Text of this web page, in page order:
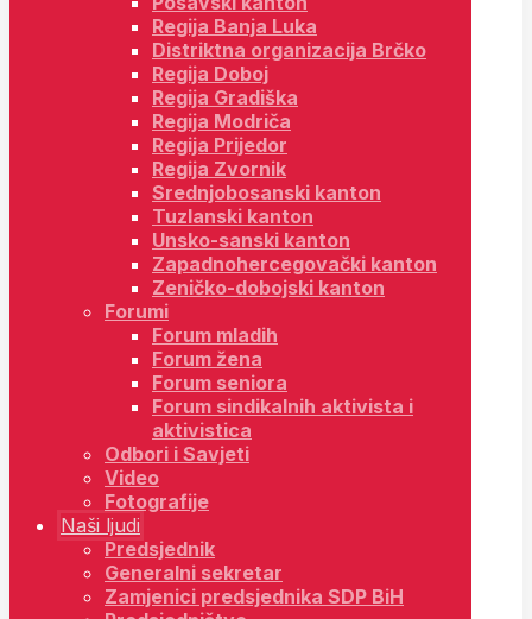
Regija Banja Luka
Distriktna organizacija Brčko
Regija Doboj
Regija Gradiška
Regija Modriča
Regija Prijedor
Regija Zvornik
Srednjobosanski kanton
Tuzlanski kanton
Unsko-sanski kanton
Zapadnohercegovački kanton
Zeničko-dobojski kanton
Forumi
Forum mladih
Forum žena
Forum seniora
Forum sindikalnih aktivista i
aktivistica
Odbori i Savjeti
Video
Fotografije
Naši ljudi
Predsjednik
Generalni sekretar
Zamjenici predsjednika SDP BiH